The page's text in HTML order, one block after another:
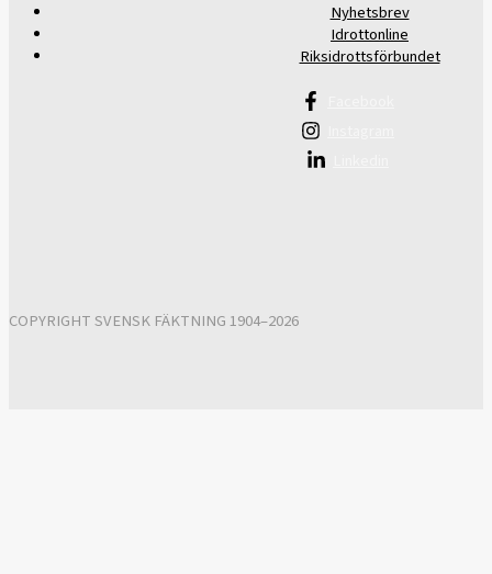
Nyhetsbrev
Idrottonline
Riksidrottsförbundet
COPYRIGHT SVENSK FÄKTNING 1904–2026